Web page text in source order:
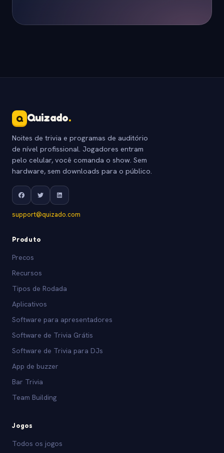
Q Quizado.
Noites de trivia e programas de auditório
de nível profissional. Jogadores entram
pelo celular, você comanda o show. Sem
hardware, sem downloads para o público.
support@quizado.com
Produto
Precos
Recursos
Tipos de Rodada
Aplicativos
Software para apresentadores
Software de Trivia Grátis
Software de Trivia para DJs
App de buzzer
Bar Trivia
Team Building
Jogos
Todos os jogos